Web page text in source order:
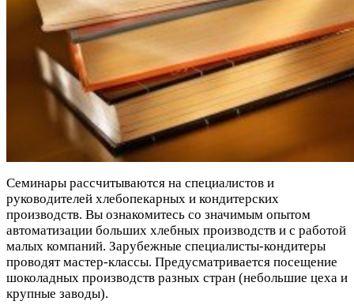
Семинары рассчитываются на специалистов и
руководителей хлебопекарных и кондитерских
производств. Вы ознакомитесь со значимым опытом
автоматизации больших хлебных производств и с работой
малых компаний. Зарубежные специалисты-кондитеры
проводят мастер-классы. Предусматривается посещение
шоколадных производств разных стран (небольшие цеха и
крупные заводы).